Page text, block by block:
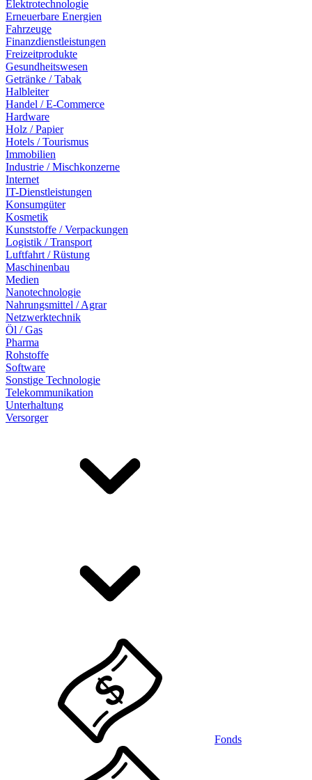
Elektrotechnologie
Erneuerbare Energien
Fahrzeuge
Finanzdienstleistungen
Freizeitprodukte
Gesundheitswesen
Getränke / Tabak
Halbleiter
Handel / E-Commerce
Hardware
Holz / Papier
Hotels / Tourismus
Immobilien
Industrie / Mischkonzerne
Internet
IT-Dienstleistungen
Konsumgüter
Kosmetik
Kunststoffe / Verpackungen
Logistik / Transport
Luftfahrt / Rüstung
Maschinenbau
Medien
Nanotechnologie
Nahrungsmittel / Agrar
Netzwerktechnik
Öl / Gas
Pharma
Rohstoffe
Software
Sonstige Technologie
Telekommunikation
Unterhaltung
Versorger
Fonds